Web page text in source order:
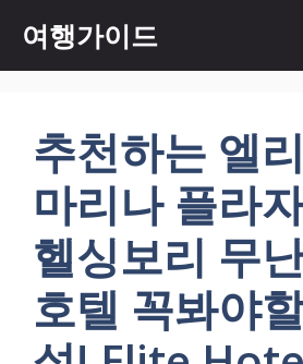
츠
여행가이드
추천하는 엘
마리나 플라
헬싱보리 무
호텔 꼭봐야